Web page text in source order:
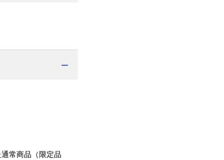
常商品（限定品